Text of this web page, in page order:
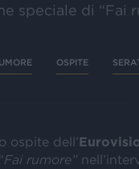
speciale di “Fai
OSPITE
ospite dell’
Fai rumore”